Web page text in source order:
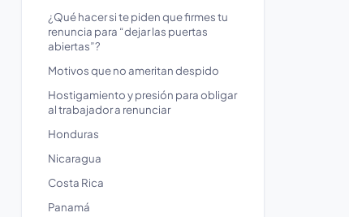
¿Qué hacer si te piden que firmes tu
renuncia para “dejar las puertas
abiertas”?
Motivos que no ameritan despido
Hostigamiento y presión para obligar
al trabajador a renunciar
Honduras
Nicaragua
Costa Rica
Panamá